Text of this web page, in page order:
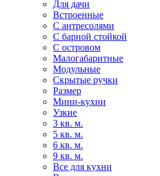
Для дачи
Встроенные
С антресолями
С барной стойкой
С островом
Малогабаритные
Модульные
Скрытые ручки
Размер
Мини-кухни
Узкие
3 кв. м.
5 кв. м.
6 кв. м.
9 кв. м.
Все для кухни